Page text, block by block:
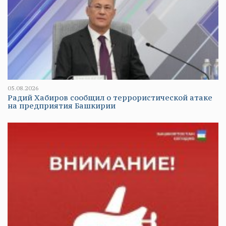
05.08.2026
Радий Хабиров сообщил о террористической атаке
на предприятия Башкирии